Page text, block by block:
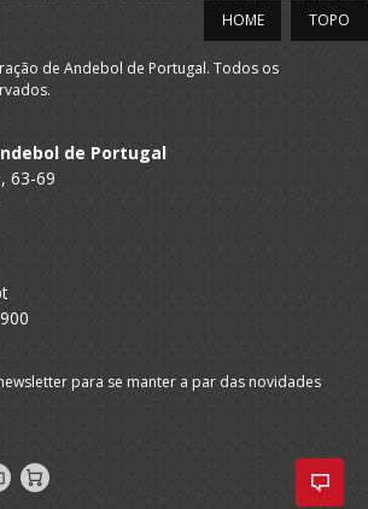
TOPO
HOME
de Andebol de Portugal. Todos os
de Portugal
63-69
para se manter a par das novidades
Loja